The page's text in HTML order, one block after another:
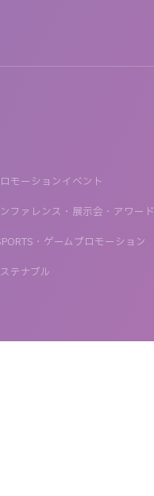
モーションイベント
ファレンス・展示会・アワード
・ゲームプロモーション
テナブル